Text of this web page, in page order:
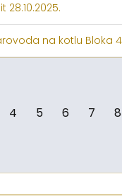
28.10.2025.
na kotlu Bloka 4
4 5 6 7 8